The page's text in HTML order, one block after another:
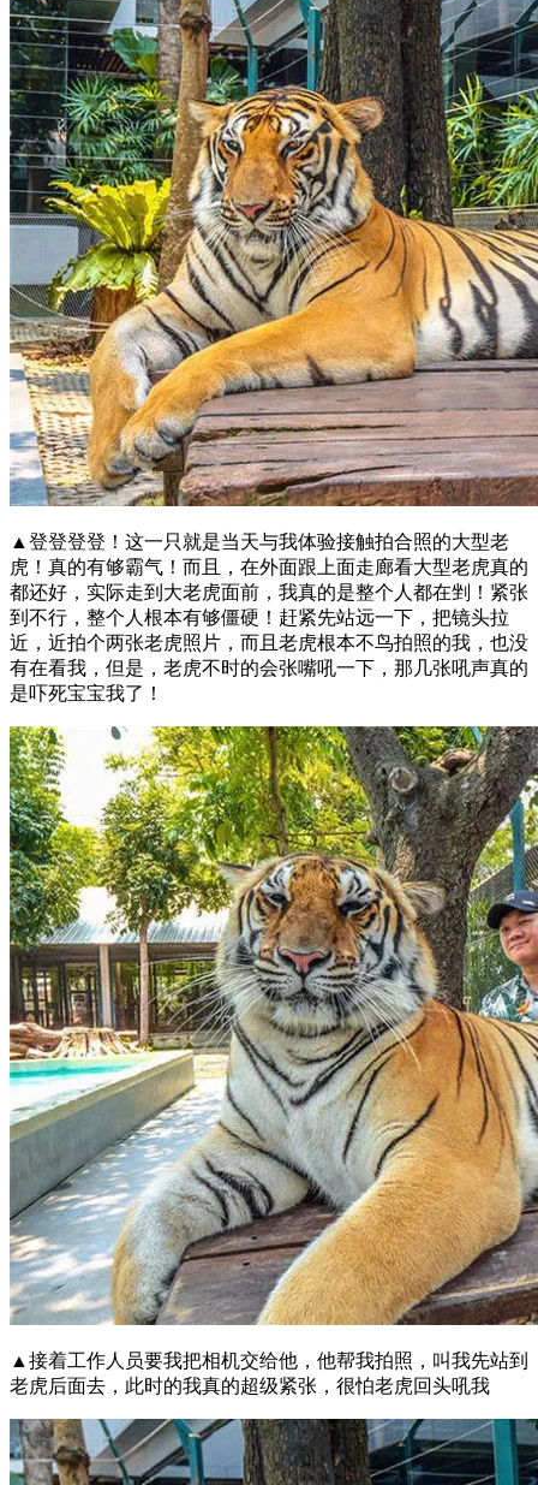
▲登登登登！这一只就是当天与我体验接触拍合照的大型老
虎！真的有够霸气！而且，在外面跟上面走廊看大型老虎真的
都还好，实际走到大老虎面前，我真的是整个人都在剉！紧张
到不行，整个人根本有够僵硬！赶紧先站远一下，把镜头拉
近，近拍个两张老虎照片，而且老虎根本不鸟拍照的我，也没
有在看我，但是，老虎不时的会张嘴吼一下，那几张吼声真的
是吓死宝宝我了！
▲接着工作人员要我把相机交给他，他帮我拍照，叫我先站到
老虎后面去，此时的我真的超级紧张，很怕老虎回头吼我